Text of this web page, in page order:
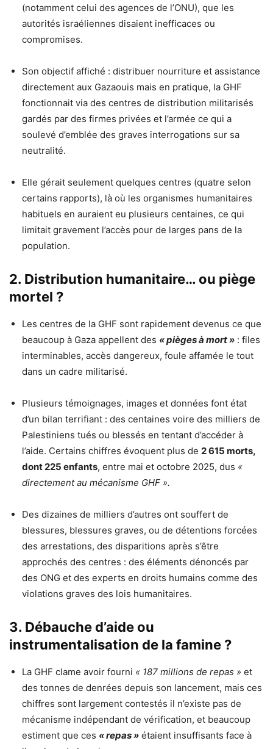
(notamment celui des agences de l’ONU), que les
autorités israéliennes disaient inefficaces ou
compromises.
Son objectif affiché : distribuer nourriture et assistance
directement aux Gazaouis mais en pratique, la GHF
fonctionnait via des centres de distribution militarisés
gardés par des firmes privées et l’armée ce qui a
soulevé d’emblée des graves interrogations sur sa
neutralité.
Elle gérait seulement quelques centres (quatre selon
certains rapports), là où les organismes humanitaires
habituels en auraient eu plusieurs centaines, ce qui
limitait gravement l’accès pour de larges pans de la
population.
2. Distribution humanitaire… ou piège
mortel ?
Les centres de la GHF sont rapidement devenus ce que
beaucoup à Gaza appellent des « pièges à mort » : files
interminables, accès dangereux, foule affamée le tout
dans un cadre militarisé.
Plusieurs témoignages, images et données font état
d’un bilan terrifiant : des centaines voire des milliers de
Palestiniens tués ou blessés en tentant d’accéder à
l’aide. Certains chiffres évoquent plus de 2 615 morts,
dont 225 enfants, entre mai et octobre 2025, dus «
directement au mécanisme GHF ».
Des dizaines de milliers d’autres ont souffert de
blessures, blessures graves, ou de détentions forcées
des arrestations, des disparitions après s’être
approchés des centres : des éléments dénoncés par
des ONG et des experts en droits humains comme des
violations graves des lois humanitaires.
3. Débauche d’aide ou
instrumentalisation de la famine ?
La GHF clame avoir fourni « 187 millions de repas » et
des tonnes de denrées depuis son lancement, mais ces
chiffres sont largement contestés il n’existe pas de
mécanisme indépendant de vérification, et beaucoup
estiment que ces « repas » étaient insuffisants face à